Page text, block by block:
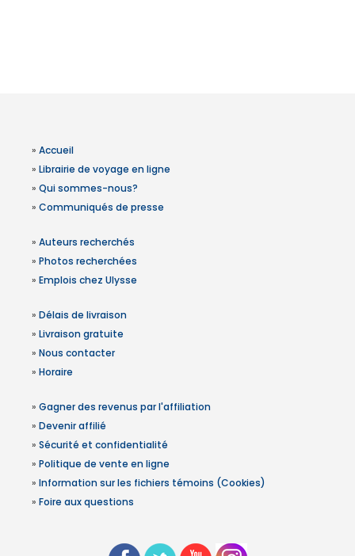
» Accueil
» Librairie de voyage en ligne
» Qui sommes-nous?
» Communiqués de presse
» Auteurs recherchés
» Photos recherchées
» Emplois chez Ulysse
» Délais de livraison
» Livraison gratuite
» Nous contacter
» Horaire
» Gagner des revenus par l'affiliation
» Devenir affilié
» Sécurité et confidentialité
» Politique de vente en ligne
» Information sur les fichiers témoins (Cookies)
» Foire aux questions